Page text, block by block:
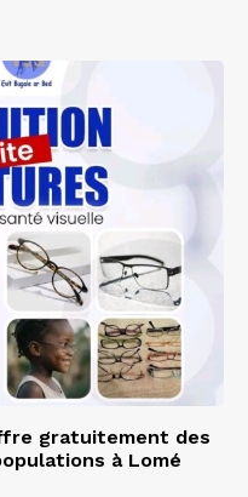
gratuitement des
à Lomé